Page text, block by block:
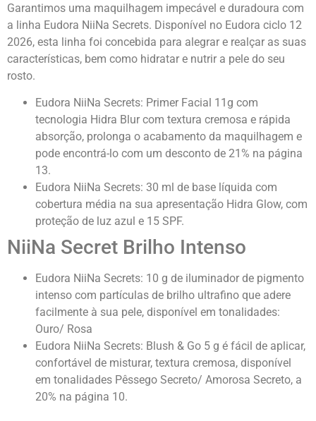
Garantimos uma maquilhagem impecável e duradoura com
a linha Eudora NiiNa Secrets. Disponível no Eudora ciclo 12
2026, esta linha foi concebida para alegrar e realçar as suas
características, bem como hidratar e nutrir a pele do seu
rosto.
Eudora NiiNa Secrets: Primer Facial 11g com
tecnologia Hidra Blur com textura cremosa e rápida
absorção, prolonga o acabamento da maquilhagem e
pode encontrá-lo com um desconto de 21% na página
13.
Eudora NiiNa Secrets: 30 ml de base líquida com
cobertura média na sua apresentação Hidra Glow, com
proteção de luz azul e 15 SPF.
NiiNa Secret Brilho Intenso
Eudora NiiNa Secrets: 10 g de iluminador de pigmento
intenso com partículas de brilho ultrafino que adere
facilmente à sua pele, disponível em tonalidades:
Ouro/ Rosa
Eudora NiiNa Secrets: Blush & Go 5 g é fácil de aplicar,
confortável de misturar, textura cremosa, disponível
em tonalidades Pêssego Secreto/ Amorosa Secreto, a
20% na página 10.